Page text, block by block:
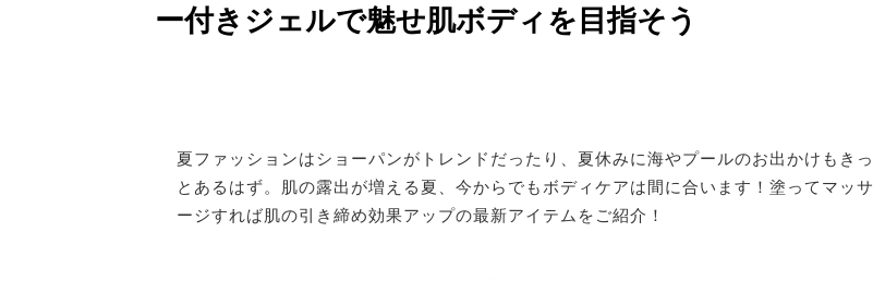
ー付きジェルで魅せ肌ボディを目指そう
夏ファッションはショーパンがトレンドだったり、夏休みに海やプールのお出かけもきっ
とあるはず。肌の露出が増える夏、今からでもボディケアは間に合います！塗ってマッサ
ージすれば肌の引き締め効果アップの最新アイテムをご紹介！